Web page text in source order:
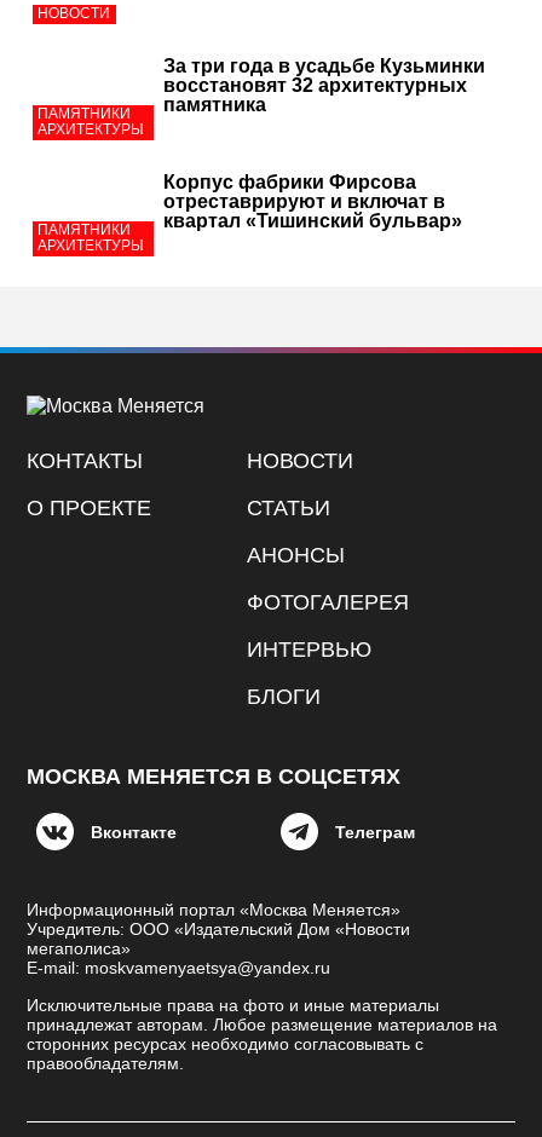
НОВОСТИ
ПАМЯТНИКИ
АРХИТЕКТУРЫ
За три года в усадьбе Кузьминки
восстановят 32 архитектурных
памятника
ПАМЯТНИКИ
АРХИТЕКТУРЫ
Корпус фабрики Фирсова
отреставрируют и включат в
квартал «Тишинский бульвар»
КОНТАКТЫ
О ПРОЕКТЕ
НОВОСТИ
СТАТЬИ
АНОНСЫ
ФОТОГАЛЕРЕЯ
ИНТЕРВЬЮ
БЛОГИ
МОСКВА МЕНЯЕТСЯ В СОЦСЕТЯХ
Вконтакте Телеграм
Информационный портал «Москва Меняется»
Учредитель: ООО «Издательский Дом «Новости
мегаполиса»
E-mail: moskvamenyaetsya@yandex.ru
Исключительные права на фото и иные материалы
принадлежат авторам. Любое размещение материалов на
сторонних ресурсах необходимо согласовывать с
правообладателям.